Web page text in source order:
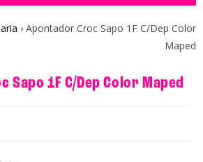
› Apontador Croc Sapo 1F C/Dep Color
Maped
1F C/Dep Color Maped